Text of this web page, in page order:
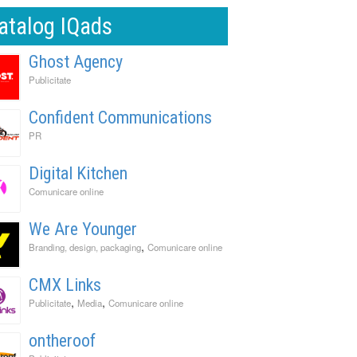
IQads
Ghost Agency
Publicitate
Confident Communications
PR
Digital Kitchen
Comunicare online
We Are Younger
Branding, design, packaging, Comunicare online
CMX Links
Publicitate, Media, Comunicare online
ontheroof